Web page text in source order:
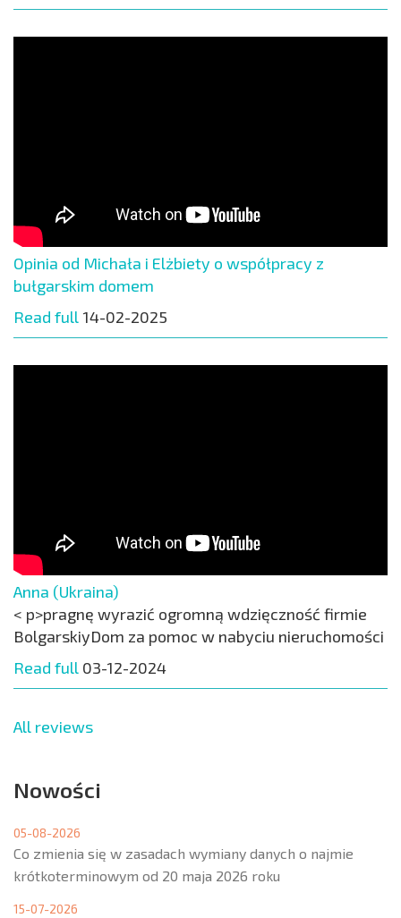
Opinia od Michała i Elżbiety o współpracy z
bułgarskim domem
Read full 14-02-2025
Anna (Ukraina)
< p>pragnę wyrazić ogromną wdzięczność firmie
BolgarskiyDom za pomoc w nabyciu nieruchomości
Read full 03-12-2024
All reviews
Nowości
05-08-2026
Co zmienia się w zasadach wymiany danych o najmie
krótkoterminowym od 20 maja 2026 roku
15-07-2026